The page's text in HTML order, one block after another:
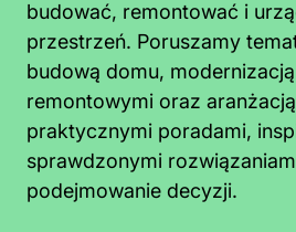
budować, remontować i
przestrzeń. Poruszamy
budową domu,
remontowymi oraz
praktycznymi poradami,
sprawdzonymi
podejmowanie decyzji.